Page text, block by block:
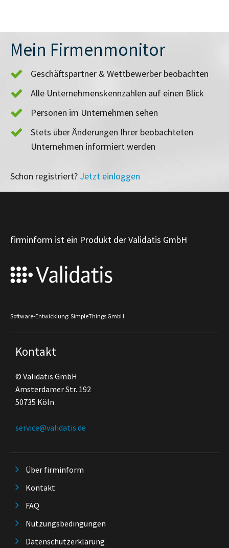
Mein Firmenmonitor
Geschäftspartner & Wettbewerber beobachten
Alle Unternehmenskennzahlen auf einen Blick
Personen im Unternehmen sehen
Stets über Änderungen Ihrer beobachteten
Unternehmen informiert werden
Schon registriert? Jetzt einloggen
firminform ist ein Produkt der Validatis GmbH
Software-Entwicklung: SimpleThings GmbH
Kontakt
© Validatis GmbH
Amsterdamer Str. 192
50735 Köln
service@validatis.de
Über firminform
Kontakt
FAQ
Nutzungsbedingungen
Datenschutzerklärung